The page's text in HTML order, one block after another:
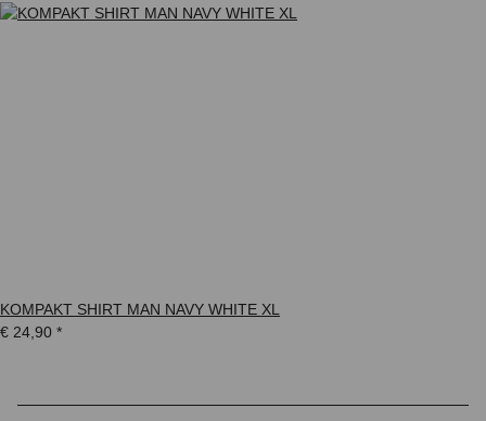
KOMPAKT SHIRT MAN NAVY WHITE XL
€ 24,90 *